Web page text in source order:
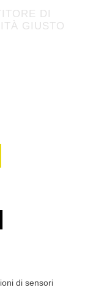
DI
GIUSTO
di sensori
Japanese